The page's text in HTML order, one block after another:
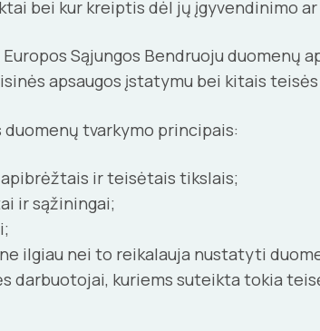
bei kur kreiptis dėl jų įgyvendinimo
Sąjungos Bendruoju duomenų
apsaugos įstatymu bei kitais
tvarkymo principais:
ir teisėtais tikslais;
ir sąžiningai;
ilgiau nei to reikalauja nustatyti
darbuotojai, kuriems suteikta tokia